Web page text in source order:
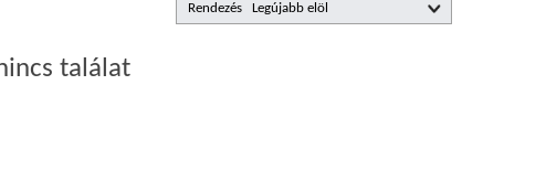
Rendezés
találat